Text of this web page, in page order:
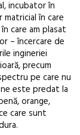
incubator în
în care
care am plasat
– încercare de
ingineriei
precum
pe care nu
este predat la
orange,
care sunt